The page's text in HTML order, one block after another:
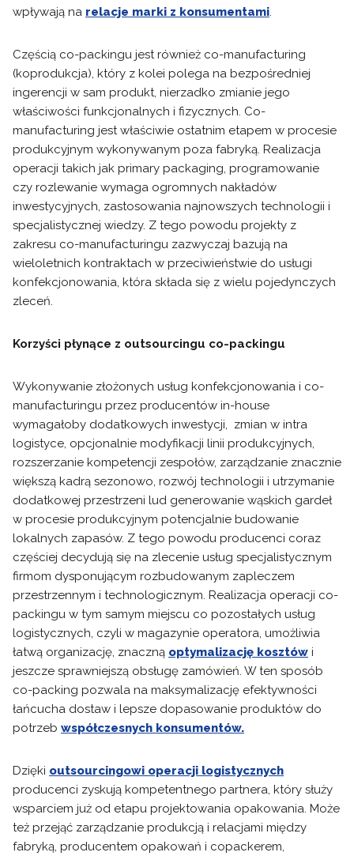
wpływają na relacje marki z konsumentami.
Częścią co-packingu jest również co-manufacturing
(koprodukcja), który z kolei polega na bezpośredniej
ingerencji w sam produkt, nierzadko zmianie jego
właściwości funkcjonalnych i fizycznych. Co-
manufacturing jest właściwie ostatnim etapem w procesie
produkcyjnym wykonywanym poza fabryką. Realizacja
operacji takich jak primary packaging, programowanie
czy rozlewanie wymaga ogromnych nakładów
inwestycyjnych, zastosowania najnowszych technologii i
specjalistycznej wiedzy. Z tego powodu projekty z
zakresu co-manufacturingu zazwyczaj bazują na
wieloletnich kontraktach w przeciwieństwie do usługi
konfekcjonowania, która składa się z wielu pojedynczych
zleceń.
Korzyści płynące z outsourcingu co-packingu
Wykonywanie złożonych usług konfekcjonowania i co-
manufacturingu przez producentów in-house
wymagałoby dodatkowych inwestycji, zmian w intra
logistyce, opcjonalnie modyfikacji linii produkcyjnych,
rozszerzanie kompetencji zespołów, zarządzanie znacznie
większą kadrą sezonowo, rozwój technologii i utrzymanie
dodatkowej przestrzeni lud generowanie wąskich gardeł
w procesie produkcyjnym potencjalnie budowanie
lokalnych zapasów. Z tego powodu producenci coraz
częściej decydują się na zlecenie usług specjalistycznym
firmom dysponującym rozbudowanym zapleczem
przestrzennym i technologicznym. Realizacja operacji co-
packingu w tym samym miejscu co pozostałych usług
logistycznych, czyli w magazynie operatora, umożliwia
łatwą organizację, znaczną optymalizację kosztów i
jeszcze sprawniejszą obsługę zamówień. W ten sposób
co-packing pozwala na maksymalizację efektywności
łańcucha dostaw i lepsze dopasowanie produktów do
potrzeb współczesnych konsumentów.
Dzięki outsourcingowi operacji logistycznych
producenci zyskują kompetentnego partnera, który służy
wsparciem już od etapu projektowania opakowania. Może
też przejąć zarządzanie produkcją i relacjami między
fabryką, producentem opakowań i copackerem,